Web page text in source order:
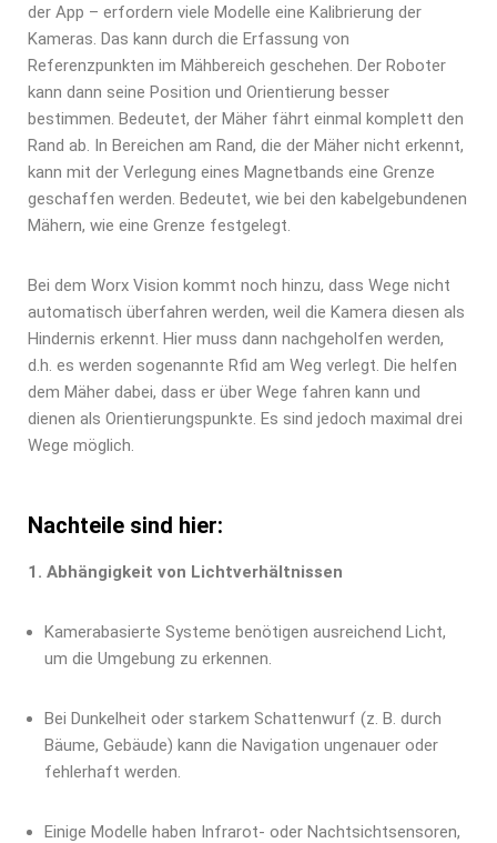
der App – erfordern viele Modelle eine Kalibrierung der
Kameras. Das kann durch die Erfassung von
Referenzpunkten im Mähbereich geschehen. Der Roboter
kann dann seine Position und Orientierung besser
bestimmen. Bedeutet, der Mäher fährt einmal komplett den
Rand ab. In Bereichen am Rand, die der Mäher nicht erkennt,
kann mit der Verlegung eines Magnetbands eine Grenze
geschaffen werden. Bedeutet, wie bei den kabelgebundenen
Mähern, wie eine Grenze festgelegt.
Bei dem Worx Vision kommt noch hinzu, dass Wege nicht
automatisch überfahren werden, weil die Kamera diesen als
Hindernis erkennt. Hier muss dann nachgeholfen werden,
d.h. es werden sogenannte Rfid am Weg verlegt. Die helfen
dem Mäher dabei, dass er über Wege fahren kann und
dienen als Orientierungspunkte. Es sind jedoch maximal drei
Wege möglich.
Nachteile sind hier:
1. Abhängigkeit von Lichtverhältnissen
Kamerabasierte Systeme benötigen ausreichend Licht,
um die Umgebung zu erkennen.
Bei Dunkelheit oder starkem Schattenwurf (z. B. durch
Bäume, Gebäude) kann die Navigation ungenauer oder
fehlerhaft werden.
Einige Modelle haben Infrarot- oder Nachtsichtsensoren,